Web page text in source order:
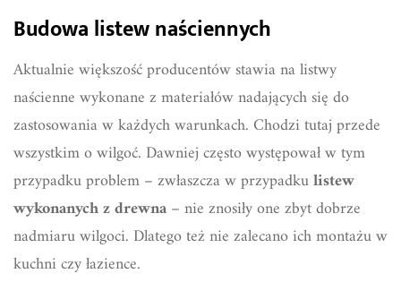
Budowa listew naściennych
Aktualnie większość producentów stawia na listwy
naścienne wykonane z materiałów nadających się do
zastosowania w każdych warunkach. Chodzi tutaj przede
wszystkim o wilgoć. Dawniej często występował w tym
przypadku problem – zwłaszcza w przypadkulistew
wykonanych z drewna– nie znosiły one zbyt dobrze
nadmiaru wilgoci. Dlatego też nie zalecano ich montażu w
kuchni czy łazience.